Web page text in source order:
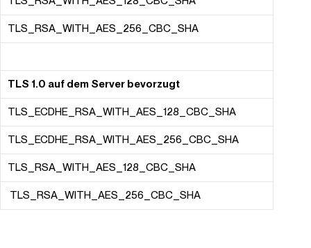
TLS_RSA_WITH_AES_256_CBC_SHA
TLS 1.0 auf dem Server bevorzugt
TLS_ECDHE_RSA_WITH_AES_128_CBC_SHA
TLS_ECDHE_RSA_WITH_AES_256_CBC_SHA
TLS_RSA_WITH_AES_128_CBC_SHA
TLS_RSA_WITH_AES_256_CBC_SHA